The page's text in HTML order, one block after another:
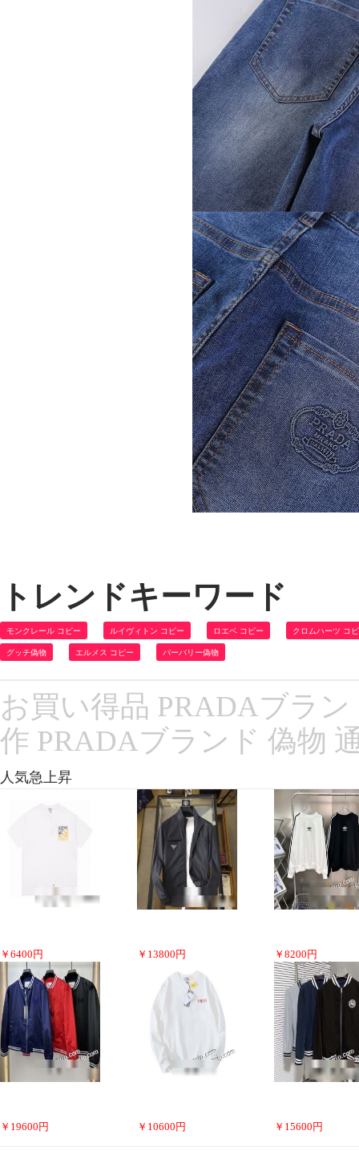
トレンドキーワード
モンクレール コピー ルイヴィトン コピー ロエベ コピー クロムハーツ コ
グッチ偽物 エルメス コピー バーバリー偽物
お買い得品 PRADAブラ
作 PRADAブランド 偽物
人気急上昇
￥ 6400 円 ￥ 13800 円 ￥ 8200 円
￥ 19600 円 ￥ 10600 円 ￥ 15600 円